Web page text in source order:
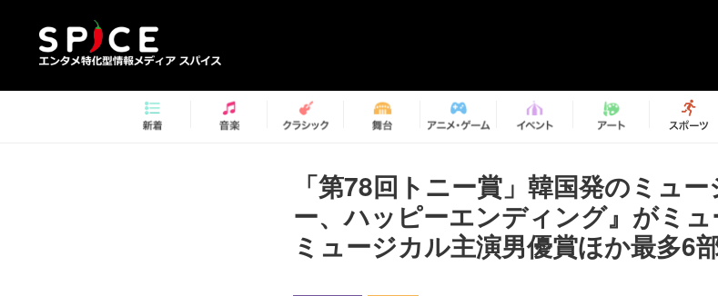
「第78回トニー賞」韓国発のミュ
ー、ハッピーエンディング』がミュ
ミュージカル主演男優賞ほか最多6